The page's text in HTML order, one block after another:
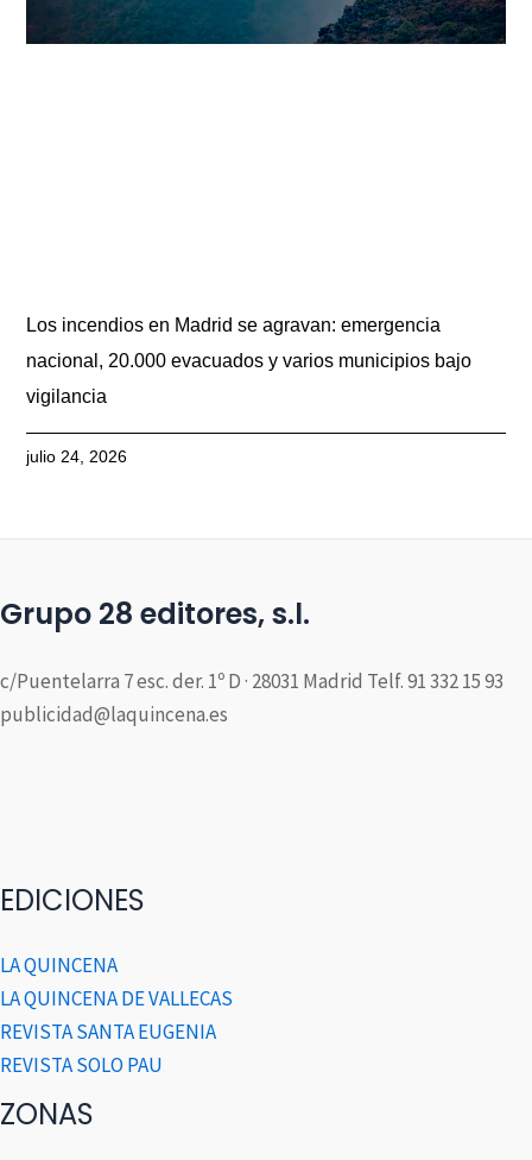
Los incendios en Madrid se agravan: emergencia
nacional, 20.000 evacuados y varios municipios bajo
vigilancia
julio 24, 2026
Grupo 28 editores, s.l.
c/Puentelarra 7 esc. der. 1º D · 28031 Madrid Telf. 91 332 15 93
publicidad@laquincena.es
EDICIONES
LA QUINCENA
LA QUINCENA DE VALLECAS
REVISTA SANTA EUGENIA
REVISTA SOLO PAU
ZONAS